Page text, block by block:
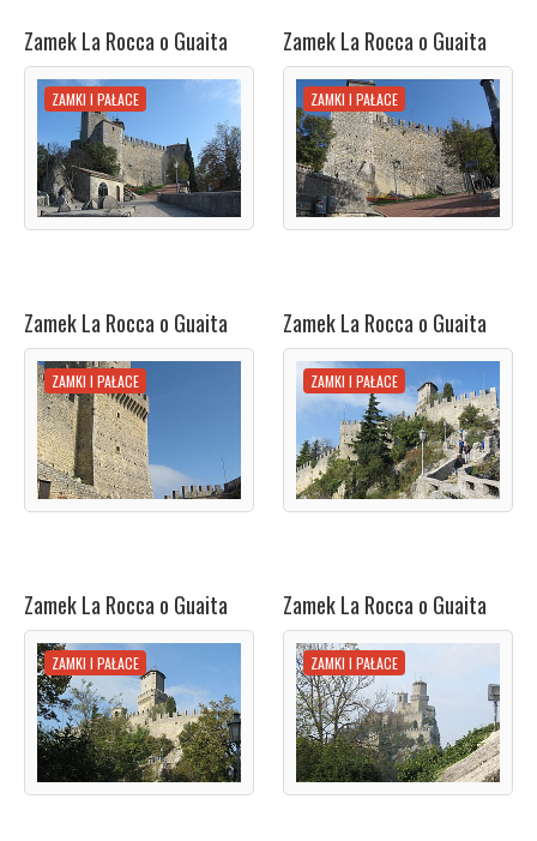
Zamek La Rocca o Guaita
ZAMKI I PAŁACE
Zamek La Rocca o Guaita
ZAMKI I PAŁACE
Zamek La Rocca o Guaita
ZAMKI I PAŁACE
Zamek La Rocca o Guaita
ZAMKI I PAŁACE
Zamek La Rocca o Guaita
ZAMKI I PAŁACE
Zamek La Rocca o Guaita
ZAMKI I PAŁACE